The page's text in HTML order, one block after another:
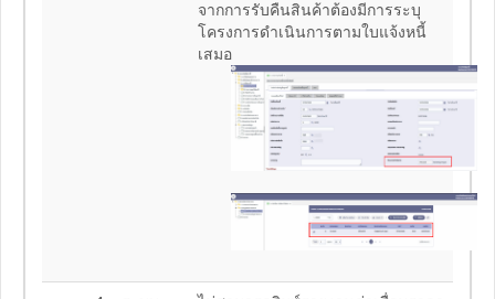
จากการรับคืนสินค้าต้องมีการระบุ
โครงการดำเนินการตามใบแจ้งหนี้
เสมอ